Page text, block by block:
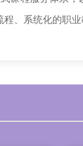
、系统化的职